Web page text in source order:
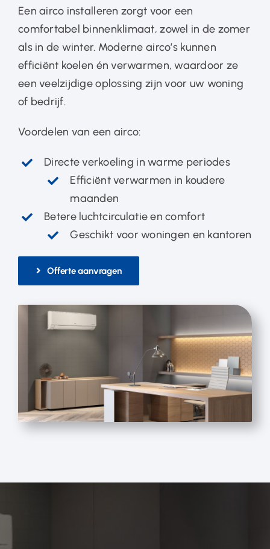
Een airco installeren zorgt voor een
comfortabel binnenklimaat, zowel in de zomer
als in de winter. Moderne airco’s kunnen
efficiënt koelen én verwarmen, waardoor ze
een veelzijdige oplossing zijn voor uw woning
of bedrijf.
Voordelen van een airco:
Directe verkoeling in warme periodes
Efficiënt verwarmen in koudere
maanden
Betere luchtcirculatie en comfort
Geschikt voor woningen en kantoren
Offerte aanvragen